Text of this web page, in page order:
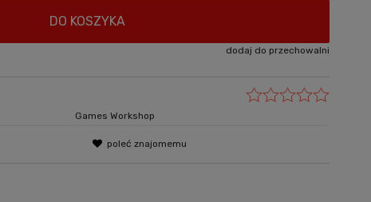
DO KOSZYKA
dodaj do przechowalni
Games Workshop
poleć znajomemu